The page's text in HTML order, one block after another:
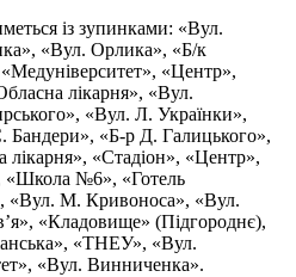
із зупинками: «Вул.
«Вул. Орлика», «Б/к
«Центр»,
лікарня», «Вул.
«Вул. Л. Українки»,
«Б-р Д. Галицького»,
«Стадіон», «Центр»,
«Школа №6», «Готель
«Вул. М. Кривоноса», «Вул.
«Кладовище» (Підгороднє),
«ТНЕУ», «Вул.
«Вул. Винниченка».